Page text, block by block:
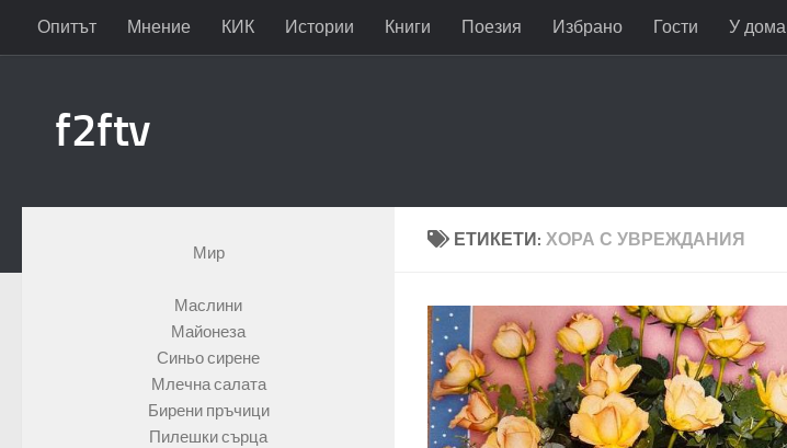
Към съдържанието
Опитът Мнение КИК Истории Книги Поезия Избрано Гости У дома
f2ftv
ЕТИКЕТИ: ХОРА С УВРЕЖДАНИЯ
Мир
Маслини
Майонеза
Синьо сирене
Млечна салата
Бирени пръчици
Пилешки сърца